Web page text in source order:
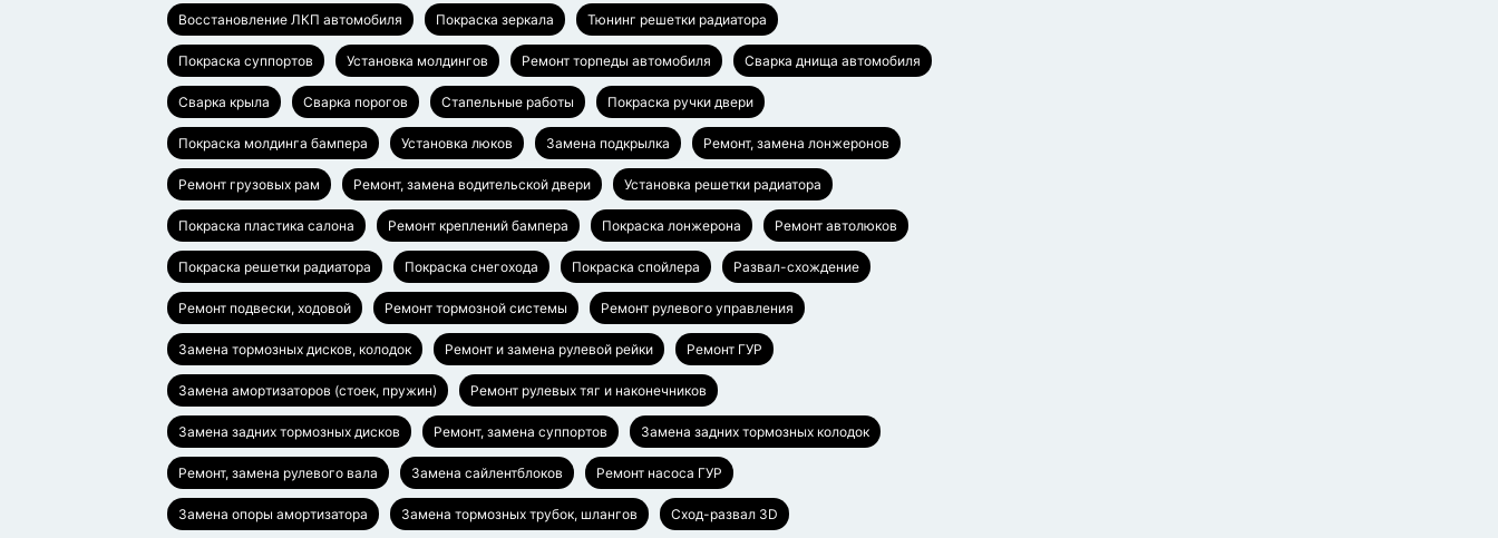
Восстановление ЛКП автомобиля Покраска зеркала Тюнинг решетки радиатора
Покраска суппортов Установка молдингов Ремонт торпеды автомобиля Сварка днища автомобиля
Сварка крыла Сварка порогов Стапельные работы Покраска ручки двери
Покраска молдинга бампера Установка люков Замена подкрылка Ремонт, замена лонжеронов
Ремонт грузовых рам Ремонт, замена водительской двери Установка решетки радиатора
Покраска пластика салона Ремонт креплений бампера Покраска лонжерона Ремонт автолюков
Покраска решетки радиатора Покраска снегохода Покраска спойлера Развал-схождение
Ремонт подвески, ходовой Ремонт тормозной системы Ремонт рулевого управления
Замена тормозных дисков, колодок Ремонт и замена рулевой рейки Ремонт ГУР
Замена амортизаторов (стоек, пружин) Ремонт рулевых тяг и наконечников
Замена задних тормозных дисков Ремонт, замена суппортов Замена задних тормозных колодок
Ремонт, замена рулевого вала Замена сайлентблоков Ремонт насоса ГУР
Замена опоры амортизатора Замена тормозных трубок, шлангов Сход-развал 3D